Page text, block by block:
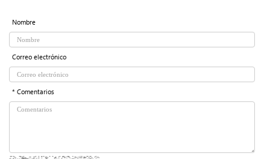
Nombre
Correo electrónico
* Comentarios